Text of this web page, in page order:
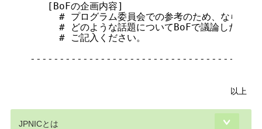
   [BoFの企画内容]
# プログラム委員会での参考のため、ならびに
# どのような話題についてBoFで議論したいか
     # ご記入ください。
以上
JPNICとは